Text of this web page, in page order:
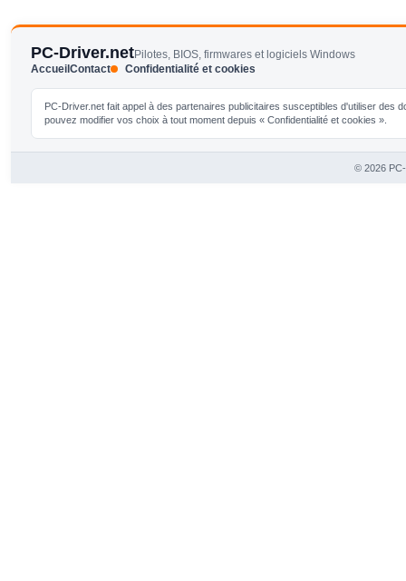
PC-Driver.netPilotes, BIOS, firmwares et logiciels Windows
Accueil Contact Confidentialité et cookies
PC-Driver.net fait appel à des partenaires publicitaires susceptibles d'utiliser
pouvez modifier vos choix à tout moment depuis « Confidentialité et cookies ».
© 2026